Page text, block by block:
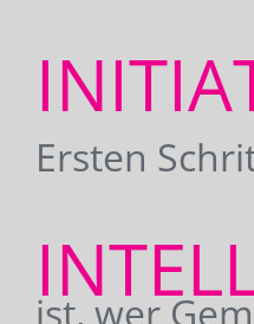
Ersten
ist, wer